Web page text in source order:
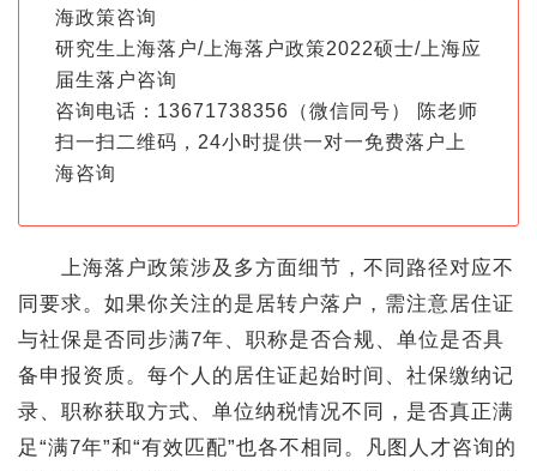
海政策咨询
研究生上海落户/上海落户政策2022硕士/上海应
届生落户咨询
咨询电话：13671738356（微信同号） 陈老师
扫一扫二维码，24小时提供一对一免费落户上
海咨询
上海落户政策涉及多方面细节，不同路径对应不
同要求。如果你关注的是居转户落户，需注意居住证
与社保是否同步满7年、职称是否合规、单位是否具
备申报资质。每个人的居住证起始时间、社保缴纳记
录、职称获取方式、单位纳税情况不同，是否真正满
足“满7年”和“有效匹配”也各不相同。凡图人才咨询的